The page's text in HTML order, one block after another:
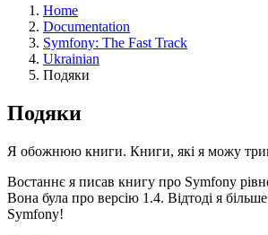
Home
Documentation
Symfony: The Fast Track
Ukrainian
Подяки
Подяки
Я обожнюю книги. Книги, які я можу
Востаннє я писав книгу про Symfony
Вона була про версію 1.4. Відтоді я
Symfony!